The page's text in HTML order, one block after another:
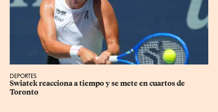
DEPORTES
Swiatek reacciona a tiempo y se mete en cuartos de
Toronto